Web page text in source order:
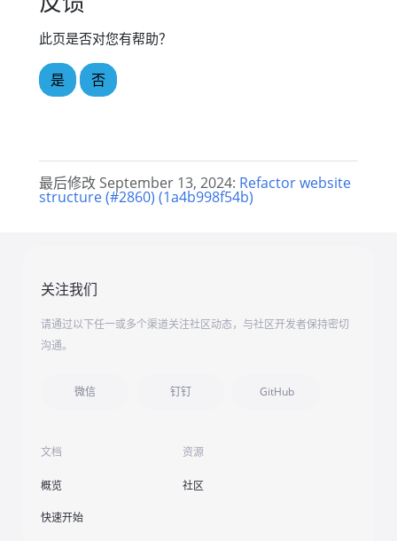
此页是否对您有帮助？
是 否
最后修改 September 13, 2024: Refactor website
structure (#2860) (1a4b998f54b)
关注我们
请通过以下任一或多个渠道关注社区动态，与社区开发者保持密切
沟通。
微信 钉钉 GitHub
文档
概览
快速开始
资源
社区